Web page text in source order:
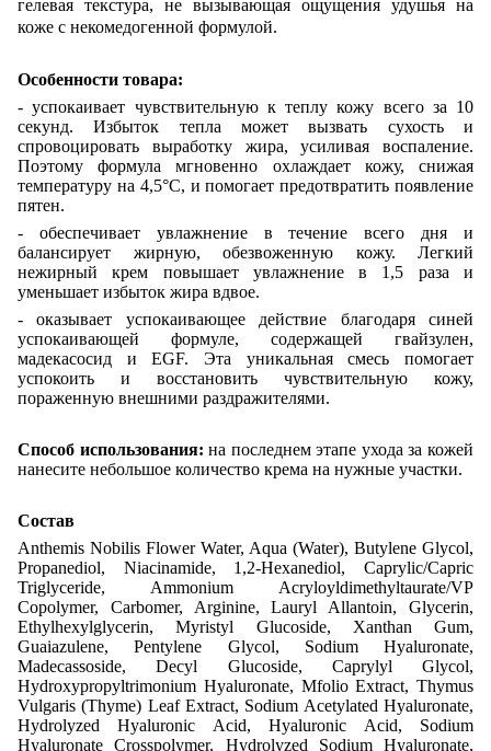
гелевая текстура, не вызывающая ощущения удушья на
коже с некомедогенной формулой.
Особенности товара:
- успокаивает чувствительную к теплу кожу всего за 10
секунд. Избыток тепла может вызвать сухость и
спровоцировать выработку жира, усиливая воспаление.
Поэтому формула мгновенно охлаждает кожу, снижая
температуру на 4,5°C, и помогает предотвратить появление
пятен.
- обеспечивает увлажнение в течение всего дня и
балансирует жирную, обезвоженную кожу. Легкий
нежирный крем повышает увлажнение в 1,5 раза и
уменьшает избыток жира вдвое.
- оказывает успокаивающее действие благодаря синей
успокаивающей формуле, содержащей гвайзулен,
мадекасосид и EGF. Эта уникальная смесь помогает
успокоить и восстановить чувствительную кожу,
пораженную внешними раздражителями.
Способ использования:на последнем этапе ухода за кожей
нанесите небольшое количество крема на нужные участки.
Состав
Anthemis Nobilis Flower Water, Aqua (Water), Butylene Glycol,
Propanediol, Niacinamide, 1,2-Hexanediol, Caprylic/Capric
Triglyceride, Ammonium Acryloyldimethyltaurate/VP
Copolymer, Carbomer, Arginine, Lauryl Allantoin, Glycerin,
Ethylhexylglycerin, Myristyl Glucoside, Xanthan Gum,
Guaiazulene, Pentylene Glycol, Sodium Hyaluronate,
Madecassoside, Decyl Glucoside, Caprylyl Glycol,
Hydroxypropyltrimonium Hyaluronate, Mfolio Extract, Thymus
Vulgaris (Thyme) Leaf Extract, Sodium Acetylated Hyaluronate,
Hydrolyzed Hyaluronic Acid, Hyaluronic Acid, Sodium
Hyaluronate Crosspolymer, Hydrolyzed Sodium Hyaluronate,